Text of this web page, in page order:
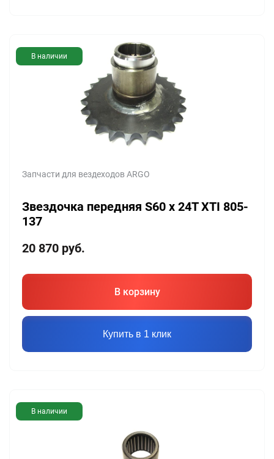
В наличии
Запчасти для вездеходов ARGO
Звездочка передняя S60 х 24T XTI 805-
137
20 870 руб.
В корзину
Купить в 1 клик
В наличии